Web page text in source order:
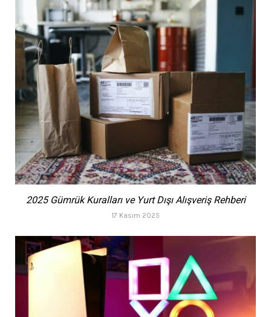
2025 Gümrük Kuralları ve Yurt Dışı Alışveriş Rehberi
17 Kasım 2025